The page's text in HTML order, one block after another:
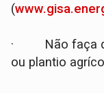
(
· Não faça
ou plantio